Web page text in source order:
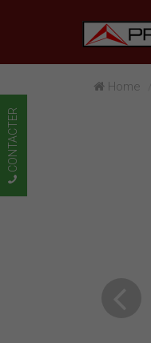
Home
CONTACTER